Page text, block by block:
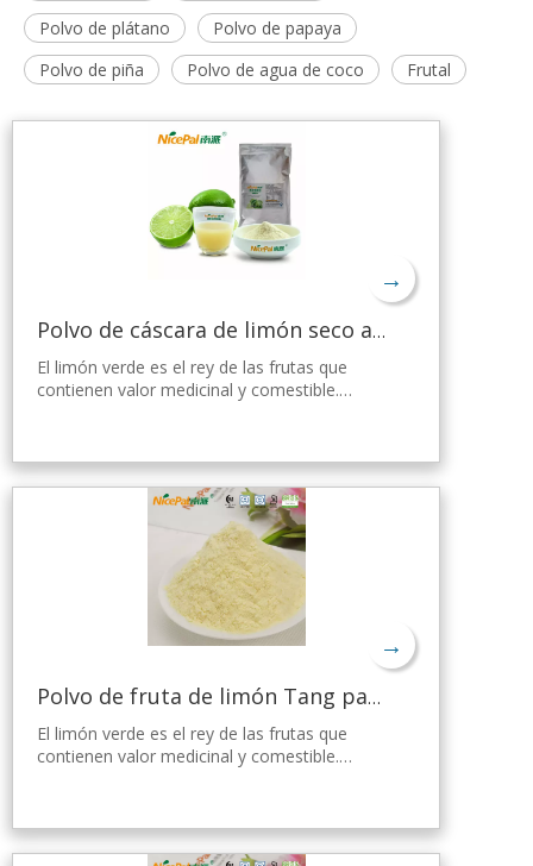
Polvo de plátano
Polvo de papaya
Polvo de piña
Polvo de agua de coco Frutal
→
Polvo de cáscara de limón seco a granel
El limón verde es el rey de las frutas que
contienen valor medicinal y comestible.
la tecnología y el procesamiento de secado
que mantiene bien su nutrición y aroma a
limón fresco. Disuelto instantáneamente,
→
Polvo de fruta de limón Tang para gelatina
El limón verde es el rey de las frutas que
contienen valor medicinal y comestible.
la tecnología y el procesamiento de secado